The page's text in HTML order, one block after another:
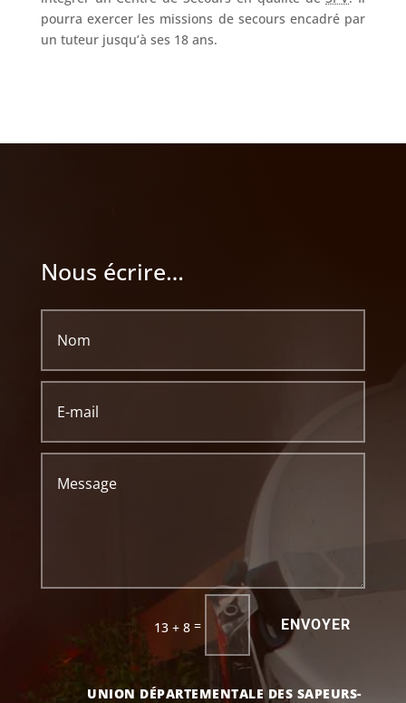
pourra exercer les missions de secours encadré par
un tuteur jusqu’à ses 18 ans.
Nous écrire…
13 + 8 = ENVOYER
UNION DÉPARTEMENTALE DES SAPEURS-